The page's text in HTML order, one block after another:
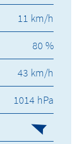
11 km/h
80 %
43 km/h
1014 hPa